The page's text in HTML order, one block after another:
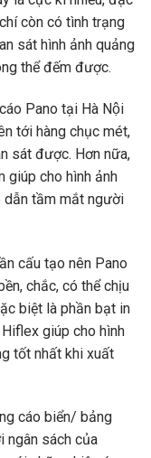
còn có tình trạng
sát hình ảnh quảng
thể đếm được.
Pano tại Hà Nội
tới hàng chục mét,
sát được. Hơn nữa,
giúp cho hình ảnh
dẫn tầm mắt người
cấu tạo nên Pano
chắc, có thể chịu
biệt là phần bạt in
giúp cho hình
tốt nhất khi xuất
cáo biển/ bảng
ngân sách của